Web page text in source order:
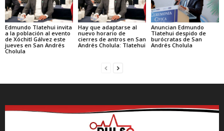
Edmundo Tlatehui invita
a la población al evento
de Xóchitl Gálvez este
jueves en San Andrés
Cholula
Hay que adaptarse al
nuevo horario de
cierres de antros en San
Andrés Cholula: Tlatehui
Anuncian Edmundo
Tlatehui despido de
burócratas de San
Andrés Cholula